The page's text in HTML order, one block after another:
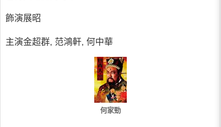
飾演展昭
主演金超群, 范鴻軒, 何中華
何家勁